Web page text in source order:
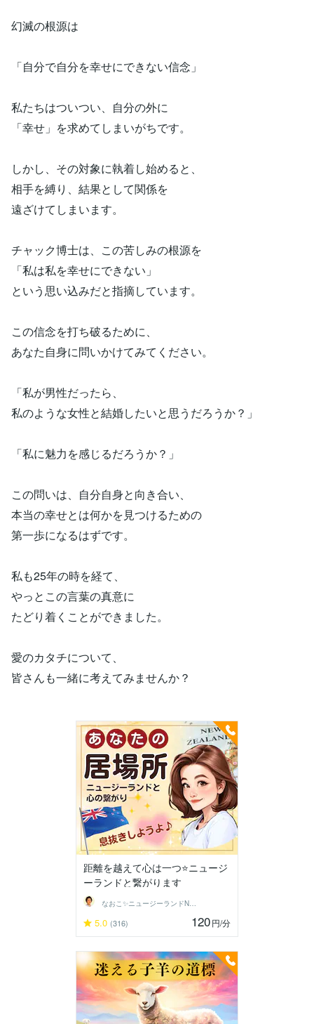
幻滅の根源は
「自分で自分を幸せにできない信念」
私たちはついつい、自分の外に
「幸せ」を求めてしまいがちです。
しかし、その対象に執着し始めると、
相手を縛り、結果として関係を
遠ざけてしまいます。
チャック博士は、この苦しみの根源を
「私は私を幸せにできない」
という思い込みだと指摘しています。
この信念を打ち破るために、
あなた自身に問いかけてみてください。
「私が男性だったら、
私のような女性と結婚したいと思うだろうか？」
「私に魅力を感じるだろうか？」
この問いは、自分自身と向き合い、
本当の幸せとは何かを見つけるための
第一歩になるはずです。
私も25年の時を経て、
やっとこの言葉の真意に
たどり着くことができました。
愛のカタチについて、
皆さんも一緒に考えてみませんか？
距離を越えて心は一つ⭐ニュージ
ーランドと繋がります
なおこ✨ニュージーランドNo1鑑定士✨
5.0 (316) 120円/分